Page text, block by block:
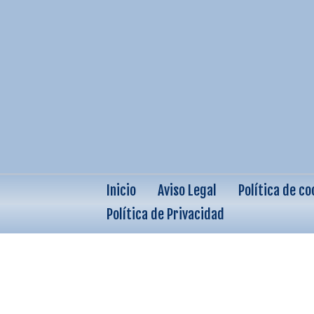
Inicio Aviso Legal
Política de
Política de Privacidad